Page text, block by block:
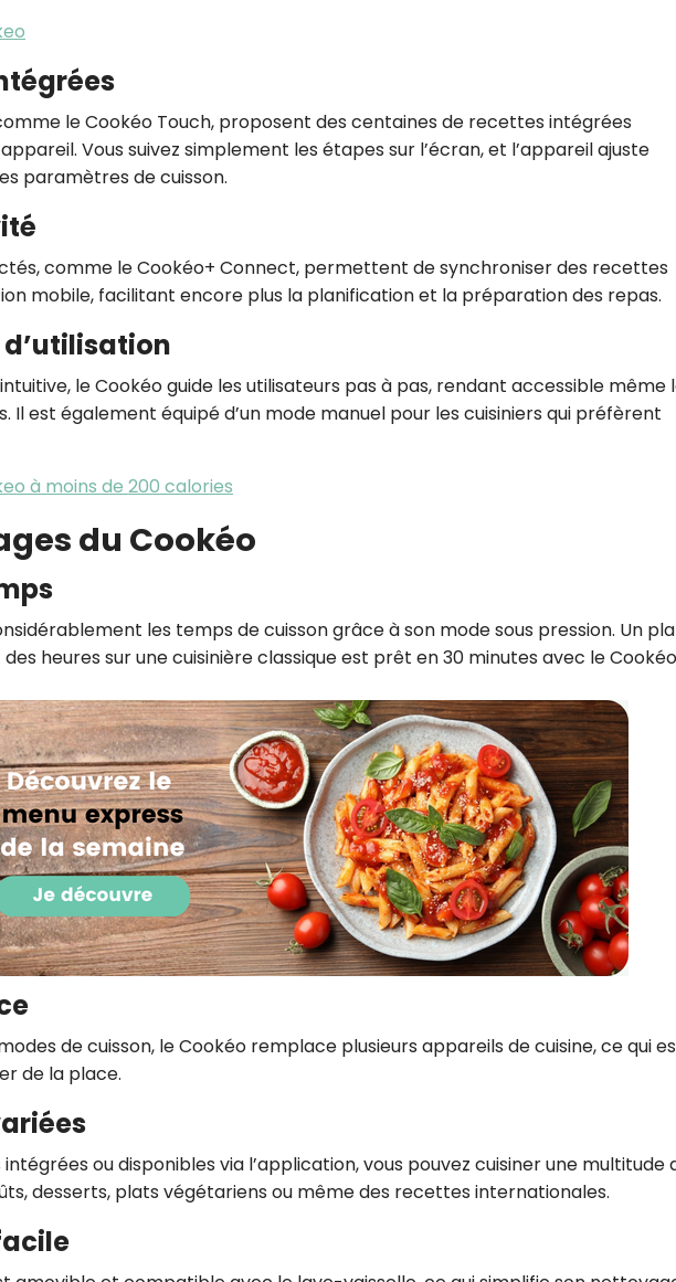
le Cookéo Touch, proposent des centaines de recettes intégrées
Vous suivez simplement les étapes sur l’écran, et l’appareil ajuste
paramètres de cuisson.
comme le Cookéo+ Connect, permettent de synchroniser des recettes
mobile, facilitant encore plus la planification et la préparation des repas.
le Cookéo guide les utilisateurs pas à pas, rendant accessible même
Il est également équipé d’un mode manuel pour les cuisiniers qui préfèrent
à moins de 200 calories
du Cookéo
les temps de cuisson grâce à son mode sous pression. Un
heures sur une cuisinière classique est prêt en 30 minutes avec le
de cuisson, le Cookéo remplace plusieurs appareils de cuisine, ce qui
de la place.
ou disponibles via l’application, vous pouvez cuisiner une multitude
desserts, plats végétariens ou même des recettes internationales.